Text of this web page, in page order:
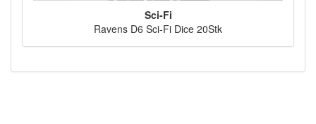
Sci-Fi
Ravens D6 Sci-Fi Dice 20Stk